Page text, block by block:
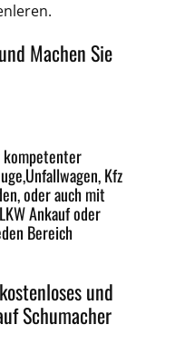
Machen Sie
kompetenter
Unfallwagen, Kfz
, oder auch mit
Ankauf oder
Bereich
und
Schumacher